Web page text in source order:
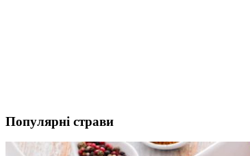
Популярні страви